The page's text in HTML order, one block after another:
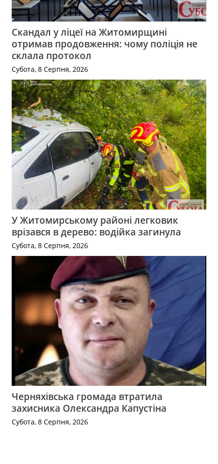
Скандал у ліцеї на Житомирщині
отримав продовження: чому поліція не
склала протокол
Субота, 8 Серпня, 2026
У Житомирському районі легковик
врізався в дерево: водійка загинула
Субота, 8 Серпня, 2026
Черняхівська громада втратила
захисника Олександра Капустіна
Субота, 8 Серпня, 2026